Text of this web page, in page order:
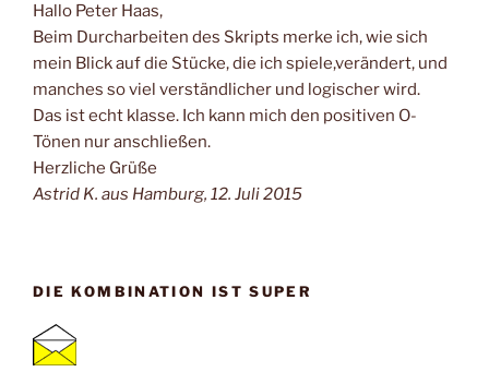
Hallo Peter Haas,
Beim Durcharbeiten des Skripts merke ich, wie sich
mein Blick auf die Stücke, die ich spiele,verändert, und
manches so viel verständlicher und logischer wird.
Das ist echt klasse. Ich kann mich den positiven O-
Tönen nur anschließen.
Herzliche Grüße
Astrid K. aus Hamburg, 12. Juli 2015
DIE KOMBINATION IST SUPER